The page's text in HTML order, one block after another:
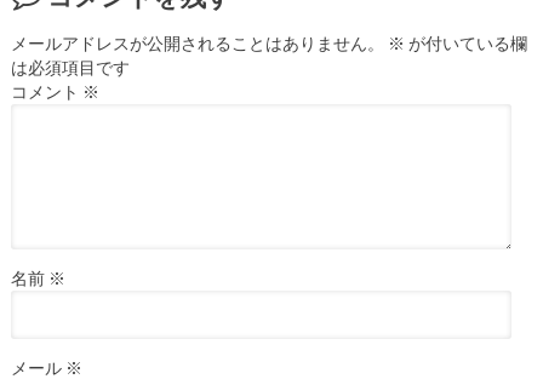
メールアドレスが公開されることはありません。 ※ が付いている欄
は必須項目です
コメント ※
名前 ※
メール ※